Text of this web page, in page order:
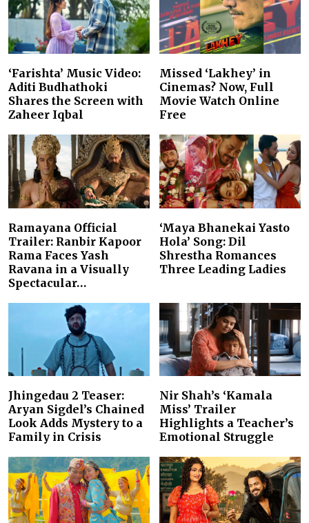
‘Farishta’ Music Video:
Aditi Budhathoki
Shares the Screen with
Zaheer Iqbal
Missed ‘Lakhey’ in
Cinemas? Now, Full
Movie Watch Online
Free
Ramayana Official
Trailer: Ranbir Kapoor
Rama Faces Yash
Ravana in a Visually
Spectacular…
‘Maya Bhanekai Yasto
Hola’ Song: Dil
Shrestha Romances
Three Leading Ladies
Jhingedau 2 Teaser:
Aryan Sigdel’s Chained
Look Adds Mystery to a
Family in Crisis
Nir Shah’s ‘Kamala
Miss’ Trailer
Highlights a Teacher’s
Emotional Struggle